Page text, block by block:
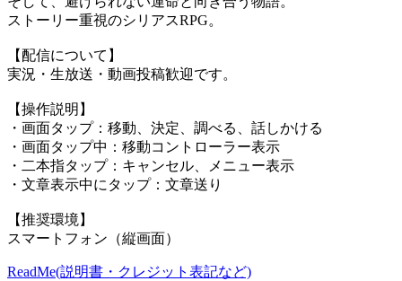
ストーリー重視のシリアスRPG。
【配信について】
実況・生放送・動画投稿歓迎です。
【操作説明】
・画面タップ：移動、決定、調べる、話しかける
・画面タップ中：移動コントローラー表示
・二本指タップ：キャンセル、メニュー表示
・文章表示中にタップ：文章送り
【推奨環境】
スマートフォン（縦画面）
ReadMe(説明書・クレジット表記など)